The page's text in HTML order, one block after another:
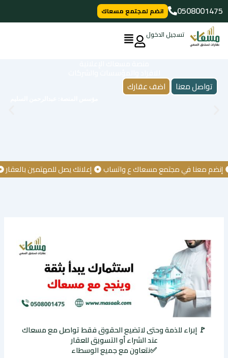
تخطي
إلى
المحتوى
0508001475
انضم لمجتمع مسعاك
تسجيل الدخول
تواصل معنا اضف عقارك
معنا في مجتمع مسعاك ع واتساب إعلانك يصل للمهتمين بالعقار
🚩 إبراء للذمة وحتى لاتضيع الحقوق فقط تواصل مع مسعاك
عند الشراء أو التسويق للعقار
✅نتعاون مع جميع الوسطاء